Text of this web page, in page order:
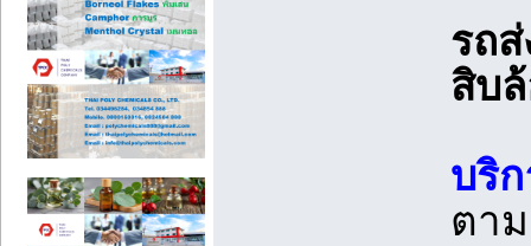
รถ
สิบ
บริ
ตา